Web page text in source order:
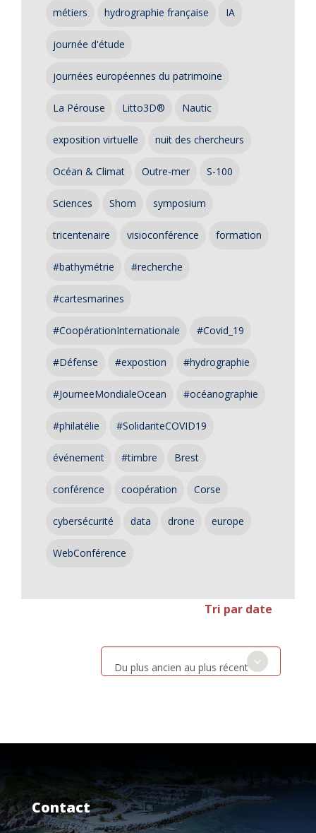
métiers hydrographie française IA
journée d'étude
journées européennes du patrimoine
La Pérouse Litto3D® Nautic
exposition virtuelle nuit des chercheurs
Océan & Climat Outre-mer S-100
Sciences Shom symposium
tricentenaire visioconférence formation
#bathymétrie #recherche
#cartesmarines
#CoopérationInternationale #Covid_19
#Défense #expostion #hydrographie
#JourneeMondialeOcean #océanographie
#philatélie #SolidariteCOVID19
événement #timbre Brest
conférence coopération Corse
cybersécurité data drone europe
WebConférence
Tri par date
Du plus ancien au plus récent
Contact